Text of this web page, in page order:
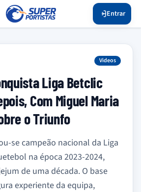
Entrar
Videos
Liga Betclic
Com Miguel Maria
o Triunfo
se campeão nacional da Liga
na época 2023-2024,
de uma década. O base
experiente da equipa,